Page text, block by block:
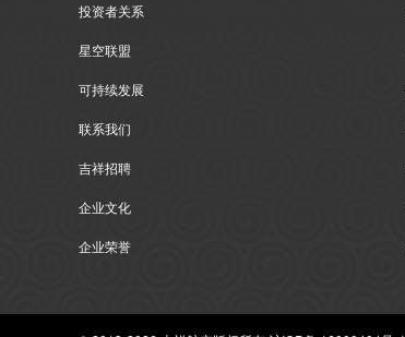
投资者关系
星空联盟
可持续发展
联系我们
吉祥招聘
企业文化
企业荣誉